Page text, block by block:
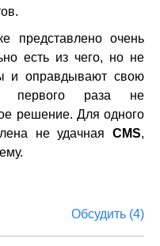
представлено очень
есть из чего, но не
и оправдывают свою
первого раза не
решение. Для одного
не удачная CMS,
Обсудить (4)